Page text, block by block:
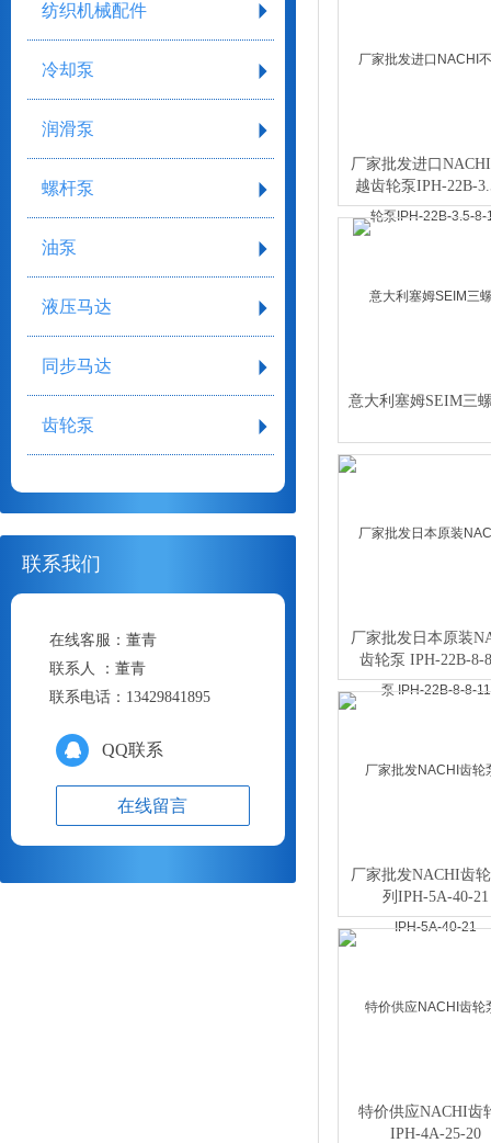
纺织机械配件
冷却泵
润滑泵
螺杆泵
油泵
液压马达
同步马达
齿轮泵
联系我们
在线客服：董青
联系人 ：董青
联系电话： 13429841895
QQ联系
在线留言
厂家批发进口
越齿轮泵IPH-22B-
11
意大利塞姆SEIM三
厂家批发日本原装
齿轮泵 IPH-22B-8-
厂家批发NACHI齿
列IPH-5A-40-21
特价供应NACHI齿
IPH-4A-25-20